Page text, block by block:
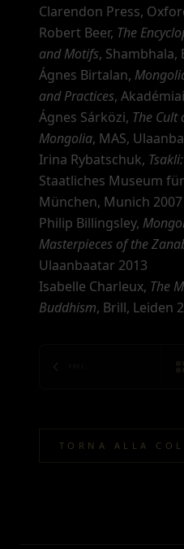
Clarendon Press,
Robert Beer, The
and Motifs, Shambhala,
Ágnes Birtalan,
and Practices,
Ágnes Sárközi, The Cult
Mongolia, MAS,
Irina Rybatschuk,
Staatliches Museum
München, Munich 2007
Philip Billingsley,
Masterpieces of the
Ulaanbaatar 2013
Isabelle Charleux, The
Buddhism, Brill, Leiden
TORNA ALLA